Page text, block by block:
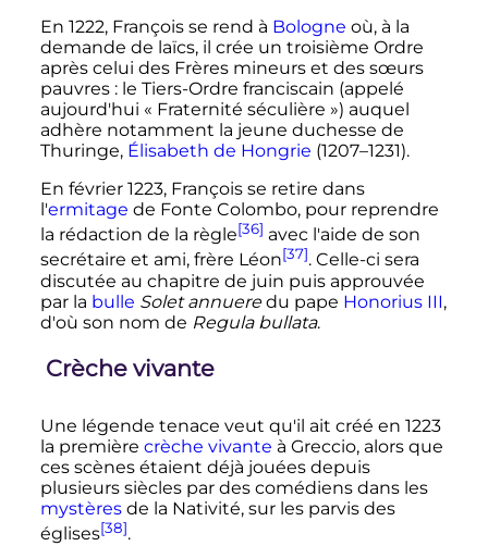
En 1222, François se rend à Bologne où, à la
demande de laïcs, il crée un troisième Ordre
après celui des Frères mineurs et des sœurs
pauvres : le Tiers-Ordre franciscain (appelé
aujourd'hui « Fraternité séculière ») auquel
adhère notamment la jeune duchesse de
Thuringe, Élisabeth de Hongrie (1207–1231).
En février 1223, François se retire dans
l'ermitage de Fonte Colombo, pour reprendre
la rédaction de la règle[36] avec l'aide de son
secrétaire et ami, frère Léon[37]. Celle-ci sera
discutée au chapitre de juin puis approuvée
par la bulle Solet annueredu pape Honorius III,
d'où son nom de Regula bullata.
Crèche vivante
Une légende tenace veut qu'il ait créé en 1223
la première crèche vivante à Greccio, alors que
ces scènes étaient déjà jouées depuis
plusieurs siècles par des comédiens dans les
mystèresde la Nativité, sur les parvis des
églises[38].